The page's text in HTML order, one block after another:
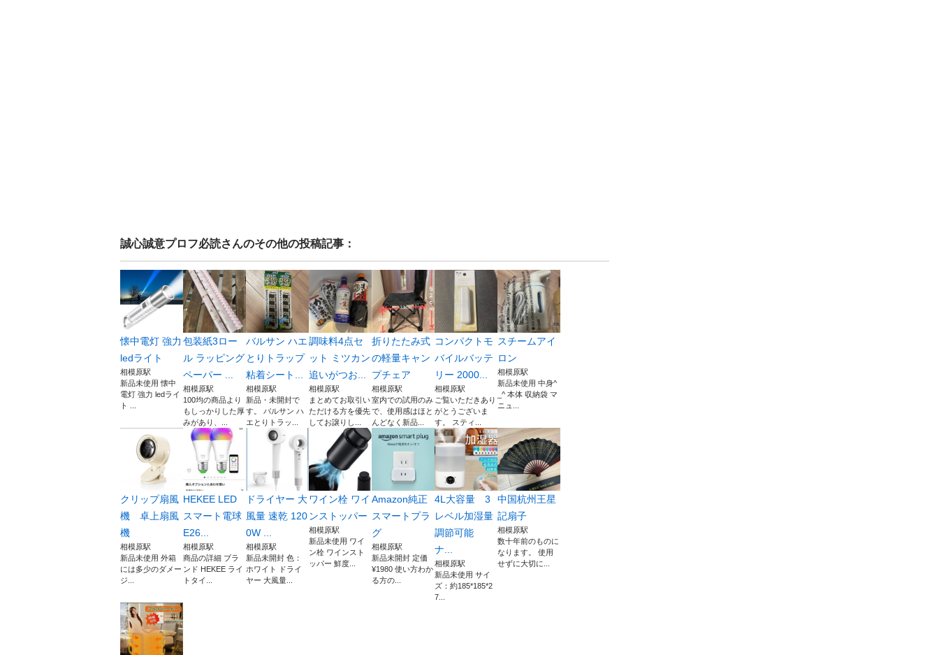
誠心誠意プロフ必読さんのその他の投稿記事：
懐中電灯 強力
ledライト
相模原駅
新品未使用 懐中
電灯 強力 ledライ
ト ...
包装紙3ロー
ル ラッピング
ペーパー ...
相模原駅
100均の商品より
もしっかりした厚
みがあり、...
バルサン ハエ
とりトラップ
粘着シート...
相模原駅
新品・未開封で
す。 バルサン ハ
エとりトラッ...
調味料4点セ
ット ミツカン
追いがつお...
相模原駅
まとめてお取引い
ただける方を優先
してお譲りし...
折りたたみ式
の軽量キャン
プチェア
相模原駅
室内での試用のみ
で、使用感はほと
んどなく新品...
コンパクトモ
バイルバッテ
リー 2000...
相模原駅
ご覧いただきあり
がとうございま
す。 スティ...
スチームアイ
ロン
相模原駅
新品未使用 中身^
_^ 本体 収納袋 マ
ニュ...
クリップ扇風
機 卓上扇風
機
相模原駅
新品未使用 外箱
には多少のダメー
ジ...
HEKEE LED
スマート電球
E26...
相模原駅
商品の詳細 ブラ
ンド HEKEE ライ
トタイ...
ドライヤー 大
風量 速乾 120
0W ...
相模原駅
新品未開封 色：
ホワイト ドライ
ヤー 大風量...
ワイン栓 ワイ
ンストッパー
相模原駅
新品未使用 ワイ
ン栓 ワインスト
ッパー 鮮度...
Amazon純正
スマートプラ
グ
相模原駅
新品未開封 定価
¥1980 使い方わか
る方の...
4L大容量 3
レベル加湿量
調節可能
ナ...
相模原駅
新品未使用 サイ
ズ：約185*185*2
7...
中国杭州王星
記扇子
相模原駅
数十年前のものに
なります。 使用
せずに大切に...